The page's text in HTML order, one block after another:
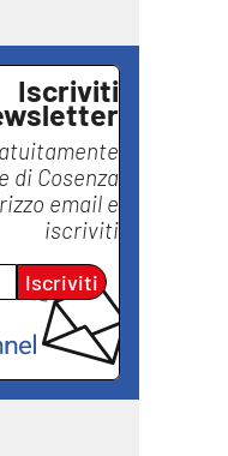
Iscriviti
di Cosenza
email e
iscriviti
Iscriviti